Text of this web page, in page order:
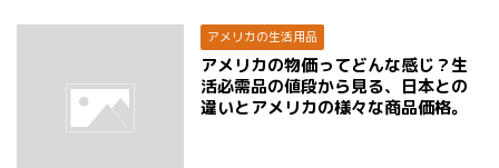
アメリカの生活用品
アメリカの物価ってどんな感じ？生
活必需品の値段から見る、日本との
違いとアメリカの様々な商品価格。